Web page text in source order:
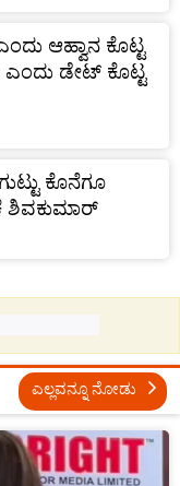
ಆಹ್ವಾನ ಕೊಟ್ಟ
ಎಂದು ಡೇಟ್ ಕೊಟ್ಟ
ಕೊನೆಗೂ
ಶಿವಕುಮಾರ್
ಎಲ್ಲವನ್ನೂ ನೋಡು